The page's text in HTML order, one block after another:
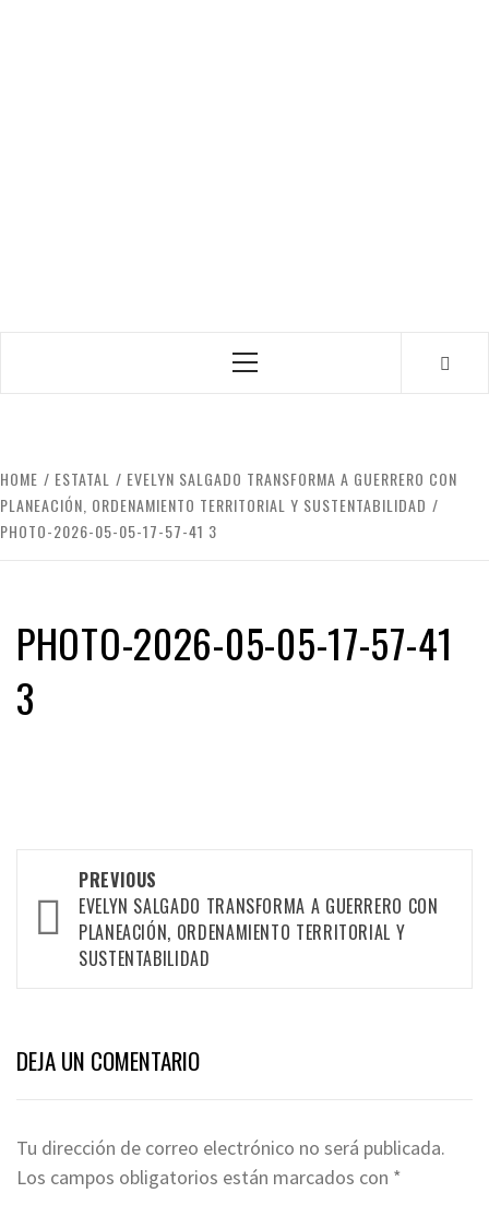
Primary
HOME ESTATAL
EVELYN SALGADO TRANSFORMA A GUERRERO CON
PLANEACIÓN, ORDENAMIENTO TERRITORIAL Y SUSTENTABILIDAD
PHOTO-2026-05-05-17-57-41 3
PHOTO-2026-05-05-17-57-41
3
navigation
PREVIOUS
EVELYN SALGADO TRANSFORMA A GUERRERO CON
PLANEACIÓN, ORDENAMIENTO TERRITORIAL Y
SUSTENTABILIDAD
DEJA UN COMENTARIO
Tu dirección de correo electrónico no será publicada.
Los campos obligatorios están marcados con *